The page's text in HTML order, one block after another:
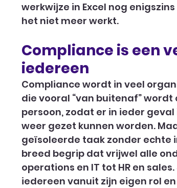
werkwijze in Excel nog
het niet meer werkt.
Compliance is een
iedereen
Compliance wordt in veel
die vooral “van buitenaf”
persoon, zodat er in ieder
weer gezet kunnen worden.
geïsoleerde taak zonder echte
breed begrip dat vrijwel alle
operations en IT tot HR en
iedereen vanuit zijn eigen rol